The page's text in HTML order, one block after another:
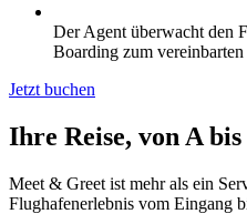
Der Agent überwacht den
Boarding zum
Jetzt buchen
Ihre Reise, von A
Meet & Greet ist mehr als ein
Flughafenerlebnis vom Eingang